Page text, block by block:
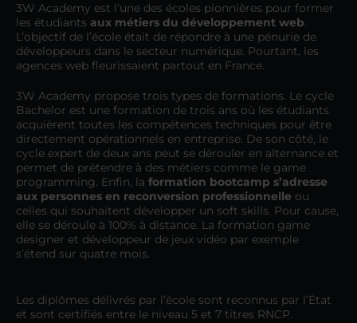
3W Academy est l’une des écoles pionnières pour former
les étudiants aux métiers du développement web.
L’objectif de l’école était de répondre à une pénurie de
développeurs dans le secteur numérique. Pourtant, les
agences web fleurissaient partout en France.
3W Academy propose trois types de formations. Le cycle
Bachelor est une formation de trois ans où les étudiants
acquièrent toutes les compétences techniques pour être
directement opérationnels en entreprise. De son côté, le
cycle expert de deux ans peut se dérouler en alternance et
permet de prétendre à des métiers comme le game
programming. Enfin, la formation bootcamp s’adresse
aux personnes en reconversion professionnelle ou
celles qui souhaitent développer un soft skills. Pour cause,
elle se déroule à 100% à distance. La formation game
designer et développeur de jeux vidéo par exemple
s’étend sur quatre mois.
Les diplômes délivrés par l’école sont reconnus par l’État
et sont certifiés entre le niveau 5 et 7 titres RNCP.